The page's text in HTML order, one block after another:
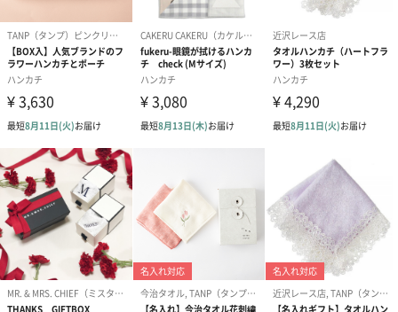
ダンボール装飾（ひま
わり）（720円）
ダンボール装飾（チュ
ーリップ）（720円）
ダンボール装
イトピンク×
紙袋
お渡し用の紙袋です。
商品に合わせたサイズをお届けします。